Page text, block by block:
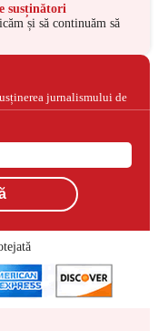
susținători
și să continuăm să
jurnalismului de